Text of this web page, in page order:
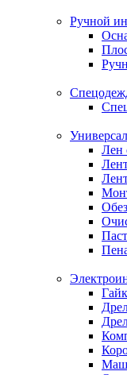
Ручной
Лен